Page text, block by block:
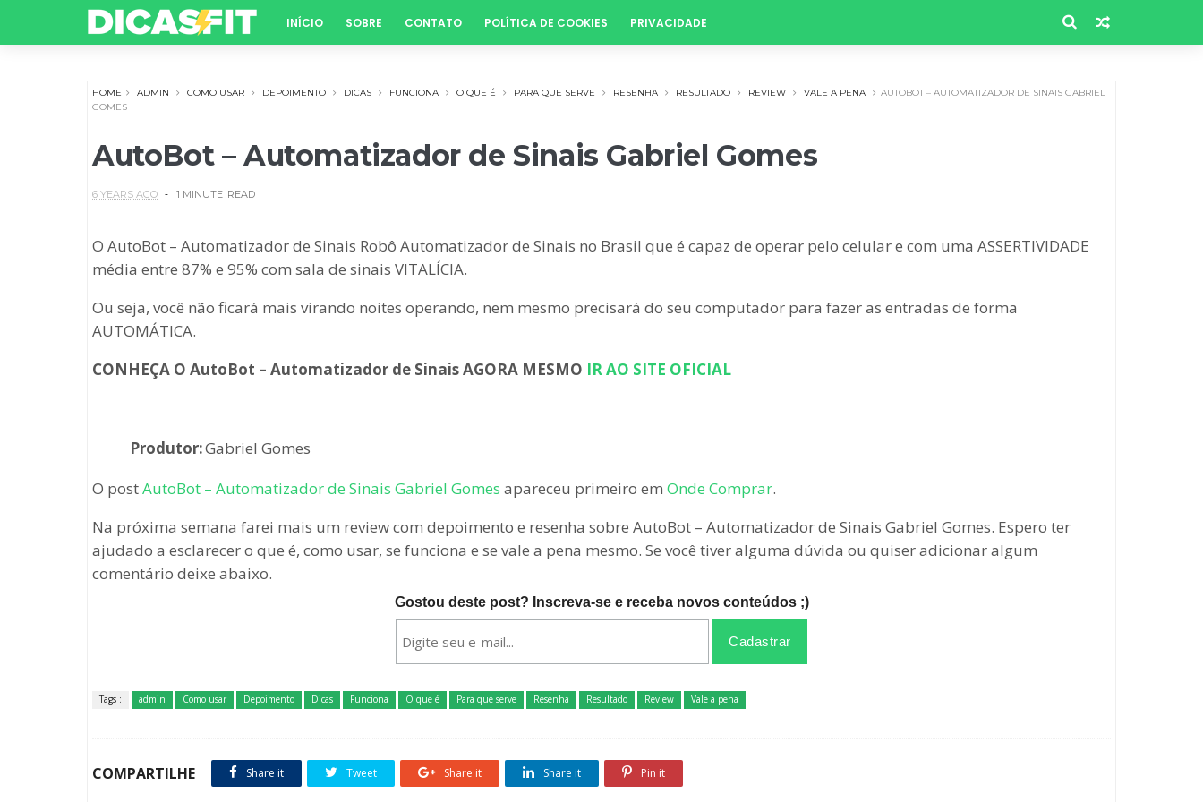
INÍCIO SOBRE CONTATO POLÍTICA DE COOKIES PRIVACIDADE
HOME ADMIN COMO USAR DEPOIMENTO DICAS FUNCIONA O QUE É PARA QUE SERVE RESENHA RESULTADO REVIEW VALE A PENA
AUTOBOT – AUTOMATIZADOR DE SINAIS GABRIEL
GOMES
AutoBot – Automatizador de Sinais Gabriel Gomes
6 YEARS AGO 1 MINUTE READ
O AutoBot – Automatizador de Sinais Robô Automatizador de Sinais no Brasil que é capaz de operar pelo celular e com uma ASSERTIVIDADE
média entre 87% e 95% com sala de sinais VITALÍCIA.
Ou seja, você não ficará mais virando noites operando, nem mesmo precisará do seu computador para fazer as entradas de forma
AUTOMÁTICA.
CONHEÇA O AutoBot – Automatizador de SinaisAGORA MESMO IR AO SITE OFICIAL
Produtor:Gabriel Gomes
O postAutoBot – Automatizador de Sinais Gabriel Gomes apareceu primeiro em Onde Comprar.
Na próxima semana farei mais um review com depoimento e resenha sobre AutoBot – Automatizador de Sinais Gabriel Gomes. Espero ter
ajudado a esclarecer o que é, como usar, se funciona e se vale a pena mesmo. Se você tiver alguma dúvida ou quiser adicionar algum
comentário deixe abaixo.
Gostou deste post? Inscreva-se e receba novos conteúdos ;)
Tags : admin Como usar Depoimento Dicas Funciona O que é Para que serve Resenha Resultado Review Vale a pena
COMPARTILHE Share it Tweet Share it Share it Pin it